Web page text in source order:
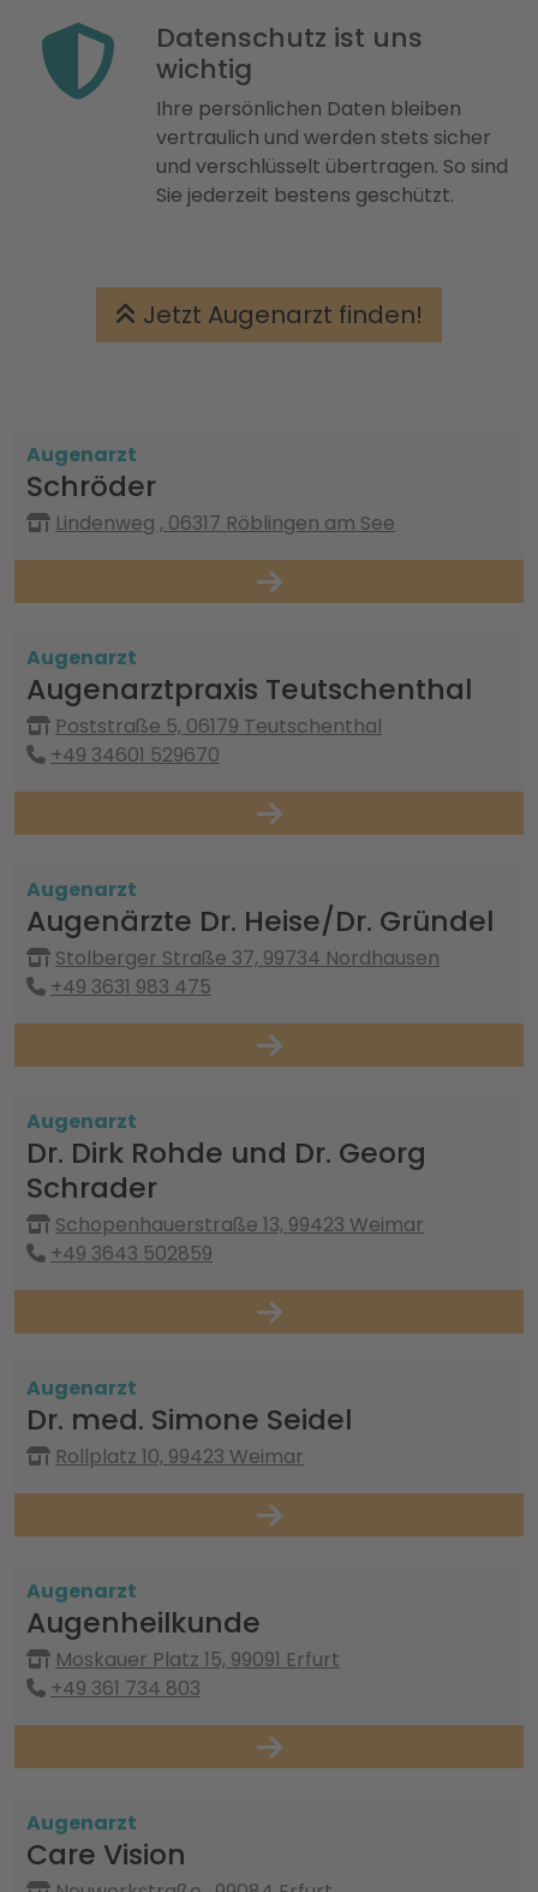
Datenschutz ist uns
wichtig
Ihre persönlichen Daten bleiben
vertraulich und werden stets sicher
und verschlüsselt übertragen. So sind
Sie jederzeit bestens geschützt.
Jetzt Augenarzt finden!
Augenarzt
Schröder
Lindenweg , 06317 Röblingen am See
Augenarzt
Augenarztpraxis Teutschenthal
Poststraße 5, 06179 Teutschenthal
+49 34601 529670
Augenarzt
Augenärzte Dr. Heise/Dr. Gründel
Stolberger Straße 37, 99734 Nordhausen
+49 3631 983 475
Augenarzt
Dr. Dirk Rohde und Dr. Georg
Schrader
Schopenhauerstraße 13, 99423 Weimar
+49 3643 502859
Augenarzt
Dr. med. Simone Seidel
Rollplatz 10, 99423 Weimar
Augenarzt
Augenheilkunde
Moskauer Platz 15, 99091 Erfurt
+49 361 734 803
Augenarzt
Care Vision